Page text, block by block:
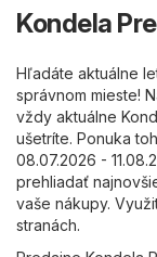
Kondela
Hľadáte aktuálne
správnom mieste!
vždy aktuálne
ušetríte. Ponuka
08.07.2026 -
prehliadať
vaše nákupy.
stranách.